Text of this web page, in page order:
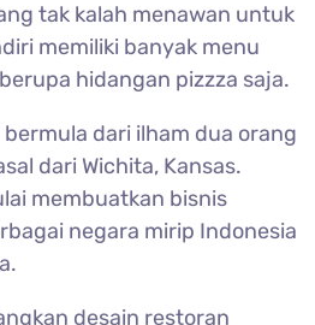
tak kalah menawan untuk
memiliki banyak menu
hidangan pizzza saja.
dari ilham dua orang
dari Wichita, Kansas.
membuatkan bisnis
negara mirip Indonesia
desain restoran